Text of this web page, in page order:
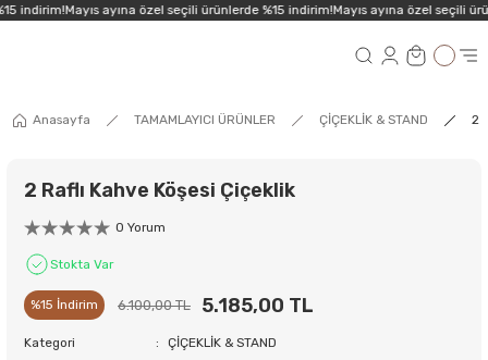
indirim!Mayıs ayına özel seçili ürünlerde %15 indirim!Mayıs ayına özel seçili
Anasayfa TAMAMLAYICI ÜRÜNLER ÇİÇEKLİK & STAND 2
2 Raflı Kahve Köşesi Çiçeklik
0 Yorum
Stokta Var
%15 İndirim 6.100,00 TL 5.185,00 TL
Kategori
ÇİÇEKLİK & STAND